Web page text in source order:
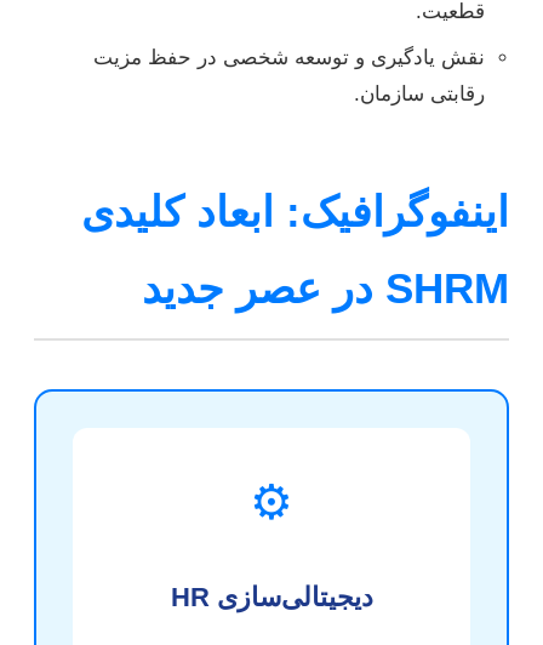
قطعیت.
نقش یادگیری و توسعه شخصی در حفظ مزیت
رقابتی سازمان.
اینفوگرافیک: ابعاد کلیدی
SHRM در عصر جدید
⚙️
دیجیتالی‌سازی HR